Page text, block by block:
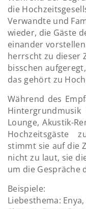
die
Verwandte und
wieder, die Gäste
einander
herrscht zu dieser
bisschen
das gehört zu
Während des
Hintergrundmusik
Lounge, Akustik-
Hochzeitsgäste
stimmt sie auf die
nicht zu laut, sie
um die Gespräche
Beispiele:
Liebesthema: